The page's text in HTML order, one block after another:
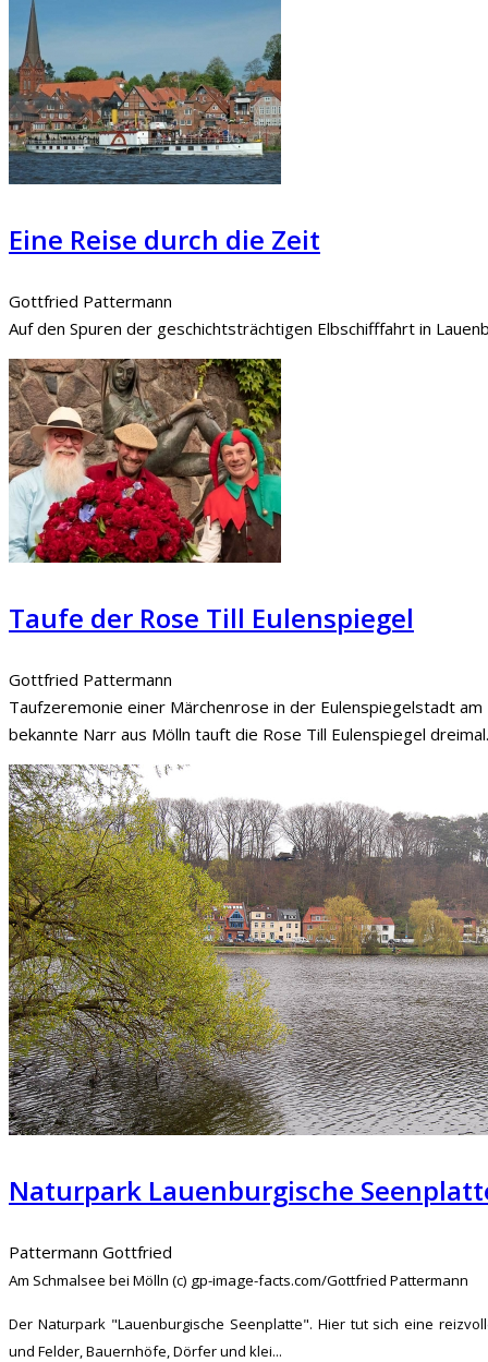
Eine Reise durch die Zeit
Gottfried Pattermann
Auf den Spuren der geschichtsträchtigen Elbschifffahrt in
Taufe der Rose Till Eulenspiegel
Gottfried Pattermann
Taufzeremonie einer Märchenrose in der Eulenspiegelstadt am
bekannte Narr aus Mölln tauft die Rose Till Eulenspiegel dreimal.
Naturpark Lauenburgische
Pattermann Gottfried
Am Schmalsee bei Mölln (c) gp-image-facts.com/Gottfried Pattermann
Der Naturpark "Lauenburgische Seenplatte". Hier tut sich eine
und Felder, Bauernhöfe, Dörfer und klei...